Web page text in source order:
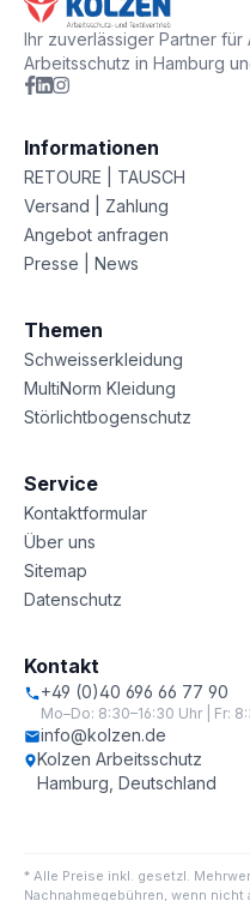
Ihr zuverlässiger Partner
Arbeitsschutz in Hamburg
Informationen
RETOURE | TAUSCH
Versand | Zahlung
Angebot anfragen
Presse | News
Themen
Schweisserkleidung
MultiNorm Kleidung
Störlichtbogenschutz
Service
Kontaktformular
Über uns
Sitemap
Datenschutz
Kontakt
+49 (0)40 696 66 77 90
Mo–Do: 8:30–16:30 Uhr | Fr:
info@kolzen.de
Kolzen Arbeitsschutz
Hamburg, Deutschland
* Alle Preise inkl. gesetzl.
Nachnahmegebühren, wenn nicht